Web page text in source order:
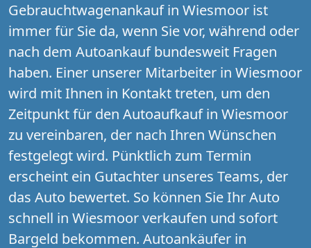
Gebrauchtwagenankauf in Wiesmoor ist
immer für Sie da, wenn Sie vor, während oder
nach dem Autoankauf bundesweit Fragen
haben. Einer unserer Mitarbeiter in Wiesmoor
wird mit Ihnen in Kontakt treten, um den
Zeitpunkt für den Autoaufkauf in Wiesmoor
zu vereinbaren, der nach Ihren Wünschen
festgelegt wird. Pünktlich zum Termin
erscheint ein Gutachter unseres Teams, der
das Auto bewertet. So können Sie Ihr Auto
schnell in Wiesmoor verkaufen und sofort
Bargeld bekommen. Autoankäufer in